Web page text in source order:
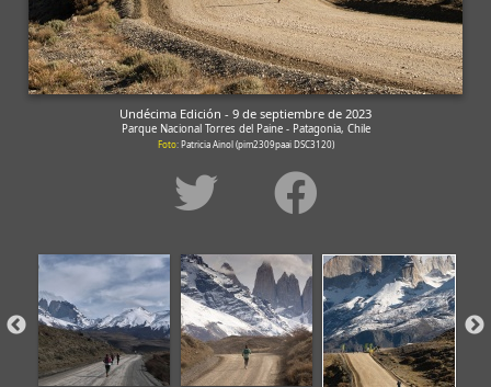
Undécima Edición - 9 de septiembre de 2023
Parque Nacional Torres del Paine - Patagonia, Chile
Foto: Patricia Ainol (pim2309paai DSC3120)